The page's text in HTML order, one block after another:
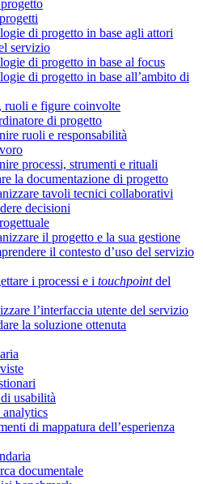
di progetto in base agli attori
servizio
di progetto in base al focus
di progetto in base all’ambito di
ruoli e figure coinvolte
di progetto
ruoli e responsabilità
processi, strumenti e rituali
la documentazione di progetto
tavoli tecnici collaborativi
decisioni
il progetto e la sua gestione
il contesto d’uso del servizio
i processi e i touchpointdel
l’interfaccia utente del servizio
la soluzione ottenuta
usabilità
di mappatura dell’esperienza
documentale